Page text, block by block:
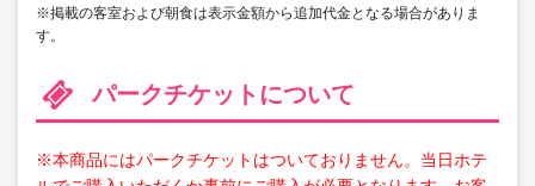
※掲載の客室および朝食は表示金額から追加代金となる場合がありま
す。
パークチケットについて
※本商品にはパークチケットはついておりません。当日ホテ